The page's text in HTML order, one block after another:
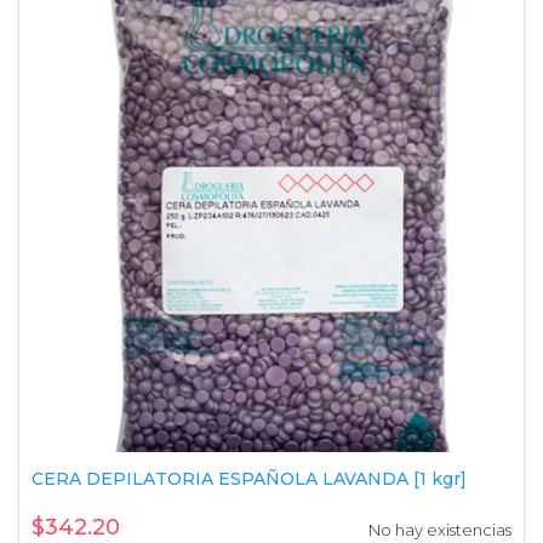
CERA DEPILATORIA ESPAÑOLA LAVANDA [1 kgr]
$342.20 No hay existencias